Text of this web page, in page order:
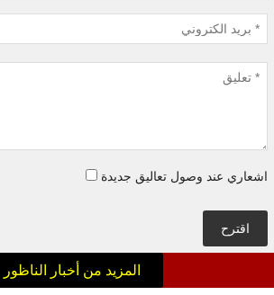
اشعاري عند وصول تعاليق جديدة
اقترح
المزيد من أخبار الناظور